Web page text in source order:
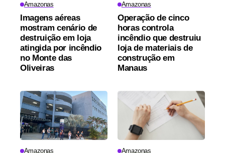
Amazonas
Imagens aéreas
mostram cenário de
destruição em loja
atingida por incêndio
no Monte das
Oliveiras
Amazonas
Operação de cinco
horas controla
incêndio que destruiu
loja de materiais de
construção em
Manaus
Amazonas Amazonas